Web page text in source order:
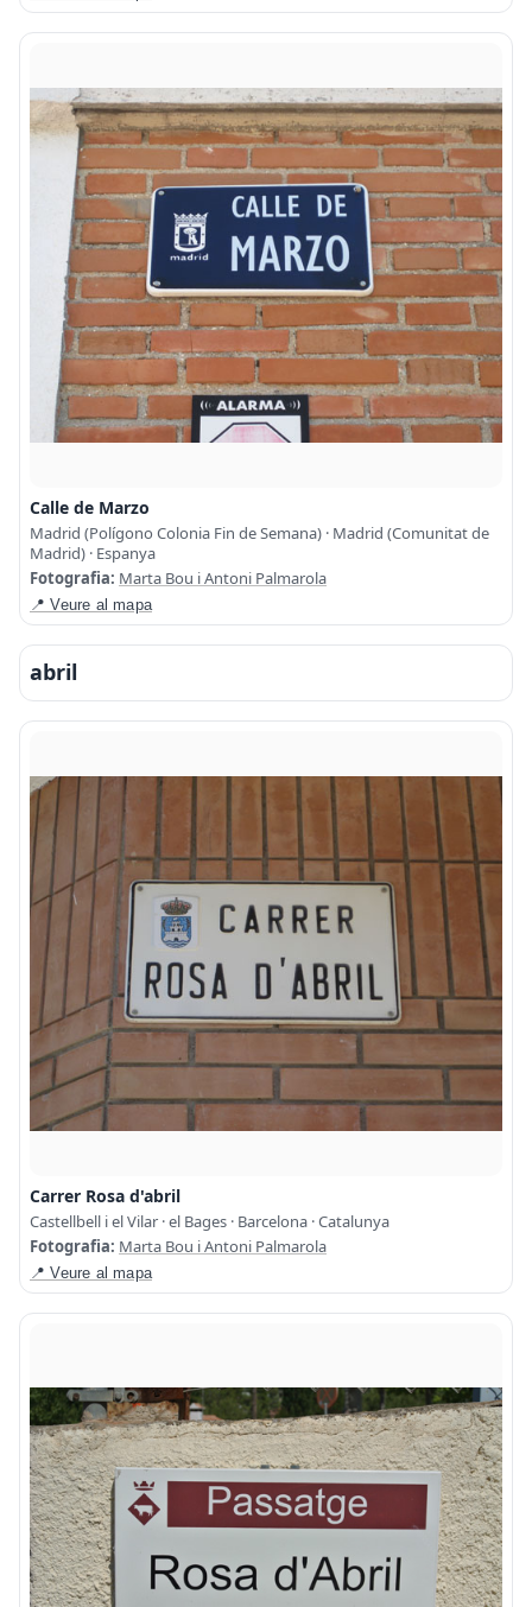
Calle de Marzo
Madrid (Polígono Colonia Fin de Semana) · Madrid (Comunitat de
Madrid) · Espanya
Fotografia: Marta Bou i Antoni Palmarola
📍 Veure al mapa
abril
Carrer Rosa d'abril
Castellbell i el Vilar · el Bages · Barcelona · Catalunya
Fotografia: Marta Bou i Antoni Palmarola
📍 Veure al mapa